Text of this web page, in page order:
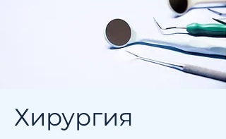
Хирургия